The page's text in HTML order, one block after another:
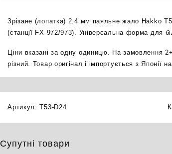
Зрізане (лопатка) 2.4 мм паяльне жало Hakko
(станції FX-972/973). Універсальна форма для
Ціни вказані за одну одиницю. На замовлення
різний. Товар оригінал і імпортується з Японії
Артикул:T53-D24
Супутні товари